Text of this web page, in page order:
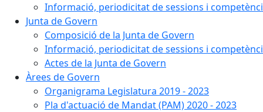
Informació, periodicitat de sessions i
Junta de Govern
Composició de la Junta de Govern
Informació, periodicitat de sessions i
Actes de la Junta de Govern
Àrees de Govern
Organigrama Legislatura 2019 - 2023
Pla d'actuació de Mandat (PAM) 2020 - 2023